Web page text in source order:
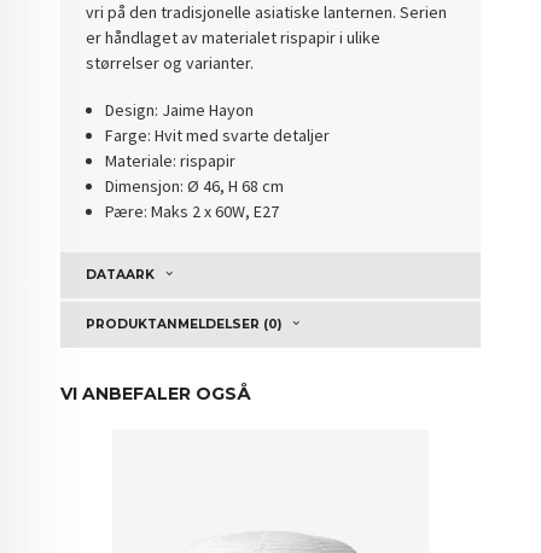
vri på den tradisjonelle asiatiske lanternen. Serien
er håndlaget av materialet rispapir i ulike
størrelser og varianter.
Design: Jaime Hayon
Farge: Hvit med svarte detaljer
Materiale: rispapir
Dimensjon: Ø 46, H 68 cm
Pære: Maks 2 x 60W, E27
DATAARK
PRODUKTANMELDELSER (0)
VI ANBEFALER OGSÅ